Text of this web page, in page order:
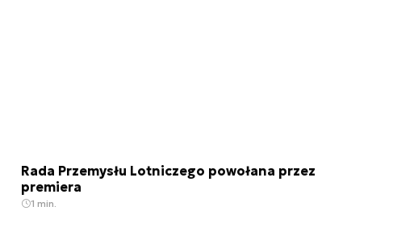
Rada Przemysłu Lotniczego powołana przez
premiera
1 min.